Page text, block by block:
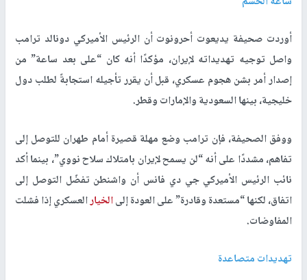
أوردت صحيفة يديعوت أحرونوت أن الرئيس الأميركي دونالد ترامب
واصل توجيه تهديداته لإيران، مؤكدًا أنه كان “على بعد ساعة” من
إصدار أمر بشن هجوم عسكري، قبل أن يقرر تأجيله استجابةً لطلب دول
خليجية، بينها السعودية والإمارات وقطر.
ووفق الصحيفة، فإن ترامب وضع مهلة قصيرة أمام طهران للتوصل إلى
تفاهم، مشددًا على أنه “لن يسمح لإيران بامتلاك سلاح نووي”، بينما أكد
نائب الرئيس الأميركي جي دي فانس أن واشنطن تفضّل التوصل إلى
اتفاق، لكنها “مستعدة وقادرة” على العودة إلىالخيارالعسكري إذا فشلت
المفاوضات.
تهديدات متصاعدة